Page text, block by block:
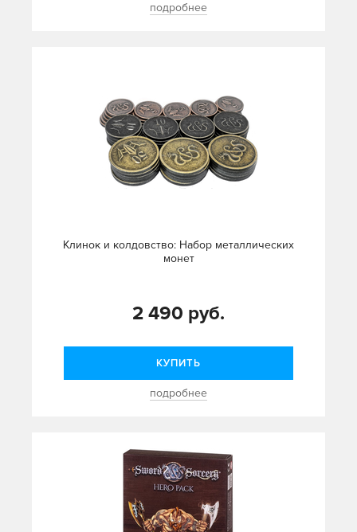
подробнее
Клинок и колдовство: Набор металлических
монет
2 490 руб.
КУПИТЬ
подробнее